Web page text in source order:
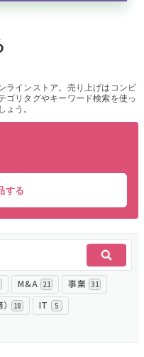
？
録
ラインストア。売り上げはコンビ
ゴリタグやキーワード検索を使っ
ょう。
する
M&A 21 事業 31
18 IT 5